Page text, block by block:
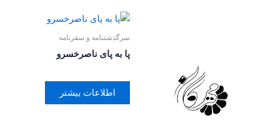
سرگذشتنامه و سفرنامه
پا به پای ناصرخسرو
اطلاعات بیشتر